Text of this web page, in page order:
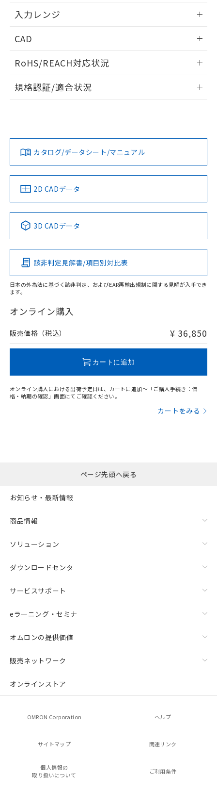
入力レンジ
CAD
ドすることができます。
ログイン/会員登録
ダウンロードデータをご利用いただく前に、以下を必ずお読
みください。
ソフトウェアの使用条件
RoHS/REACH対応状況
EU RoHS 注意事項・凡例
対応済み
中国 RoHS 注意事項・凡例
Pb Hg Cd Cr(VI)
O
在庫等で未対応品が混在する可能性があります。
問い合わせください。
規格認証/適合状況
LR型式承認
（イギリス
船舶規格）
DNV型式承認
（ノルウェー
BV型式承認
（フランス
KR型式
（韓国
Yes No No No
この製品の規格認証/適合状況ページへ
その他の認証はこちらのページからご検索ください
カタログ/データシート/マニュアル
2D CADデータ
3D CADデータ
該非判定見解書/項目別対比表
日本の外為法に基づく該非判定、およびEAR再輸出規制に関する見解が入手でき
ます。
オンライン購入
販売価格（税込） ¥ 36,850
カートに追加
オンライン購入における出荷予定日は、カートに追加～「ご購入手続き：価
格・納期の確認」画面にてご確認ください。
カートをみる
ページ先頭へ戻る
お知らせ・最新情報
商品情報
ソリューション
ダウンロードセンタ
サービスサポート
eラーニング・セミナ
オムロンの提供価値
販売ネットワーク
オンラインストア
OMRON Corporation ヘルプ
サイトマップ 関連リンク
個人情報の
取り扱いについて
ご利用条件